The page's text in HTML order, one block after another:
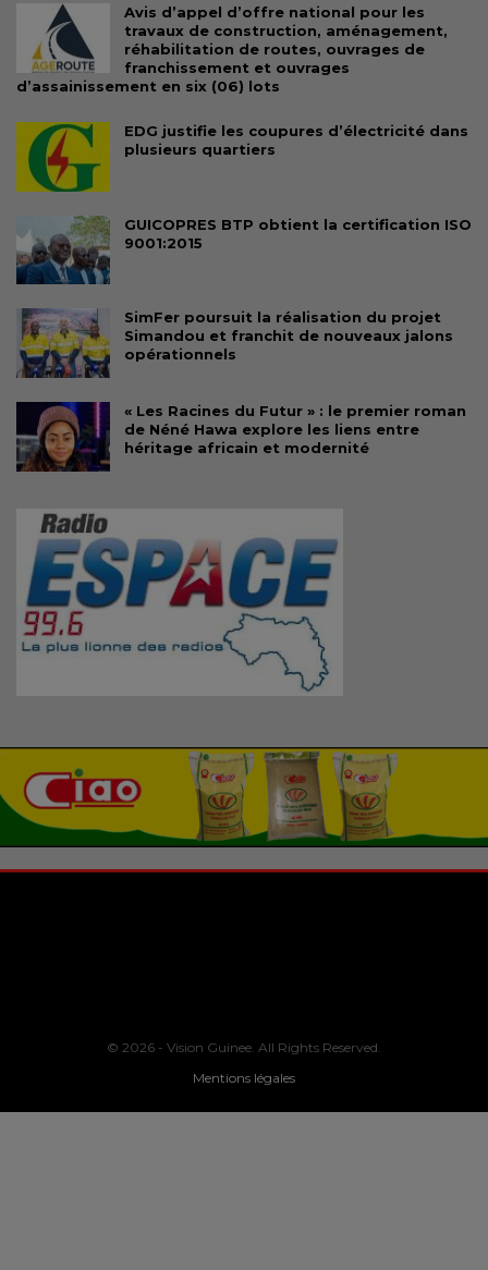
Avis d’appel d’offre national pour les
travaux de construction, aménagement,
réhabilitation de routes, ouvrages de
franchissement et ouvrages
d’assainissement en six (06) lots
EDG justifie les coupures d’électricité dans
plusieurs quartiers
GUICOPRES BTP obtient la certification ISO
9001:2015
SimFer poursuit la réalisation du projet
Simandou et franchit de nouveaux jalons
opérationnels
« Les Racines du Futur » : le premier roman
de Néné Hawa explore les liens entre
héritage africain et modernité
© 2026 - Vision Guinee. All Rights Reserved.
Mentions légales